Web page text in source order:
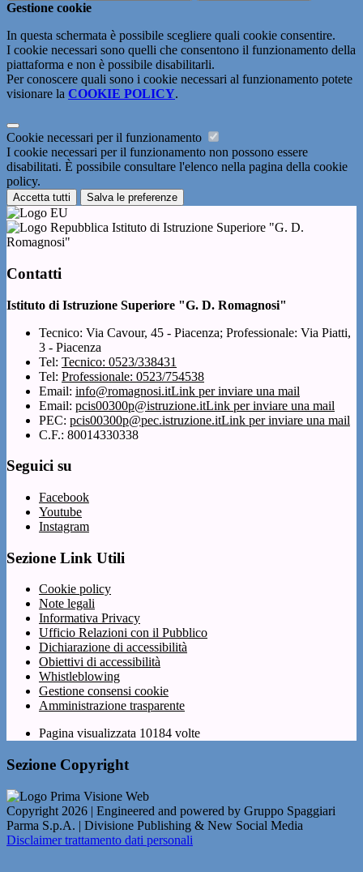
Gestione cookie
In questa schermata è possibile scegliere quali cookie consentire.
I cookie necessari sono quelli che consentono il funzionamento della
piattaforma e non è possibile disabilitarli.
Per conoscere quali sono i cookie necessari al funzionamento potete
visionare la COOKIE POLICY.
Cookie necessari per il funzionamento
I cookie necessari per il funzionamento non possono essere
disabilitati. È possibile consultare l'elenco nella pagina della cookie
policy.
Accetta tutti Salva le preferenze
Istituto di Istruzione Superiore "G. D.
Romagnosi"
Contatti
Istituto di Istruzione Superiore "G. D. Romagnosi"
Tecnico: Via Cavour, 45 - Piacenza; Professionale: Via Piatti,
3 - Piacenza
Tel: Tecnico: 0523/338431
Tel: Professionale: 0523/754538
Email: info@romagnosi.itLink per inviare una mail
Email: pcis00300p@istruzione.itLink per inviare una mail
PEC: pcis00300p@pec.istruzione.itLink per inviare una mail
C.F.: 80014330338
Seguici su
Facebook
Youtube
Instagram
Sezione Link Utili
Cookie policy
Note legali
Informativa Privacy
Ufficio Relazioni con il Pubblico
Dichiarazione di accessibilità
Obiettivi di accessibilità
Whistleblowing
Gestione consensi cookie
Amministrazione trasparente
Pagina visualizzata 10184 volte
Sezione Copyright
Copyright 2026 | Engineered and powered by Gruppo Spaggiari
Parma S.p.A. | Divisione Publishing & New Social Media
Disclaimer trattamento dati personali